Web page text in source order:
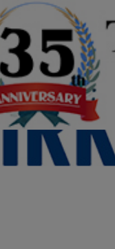
MEN'S(メンズ)
ック) 1029811 MAYARI